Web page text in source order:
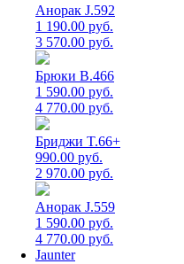
Анорак J.592
1 190.00 руб.
3 570.00 руб.
Брюки B.466
1 590.00 руб.
4 770.00 руб.
Бриджи T.66+
990.00 руб.
2 970.00 руб.
Анорак J.559
1 590.00 руб.
4 770.00 руб.
Jaunter